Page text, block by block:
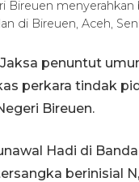
di Bireuen, Aceh,
penuntut
perkara tindak
Bireuen.
Hadi di
berinisial